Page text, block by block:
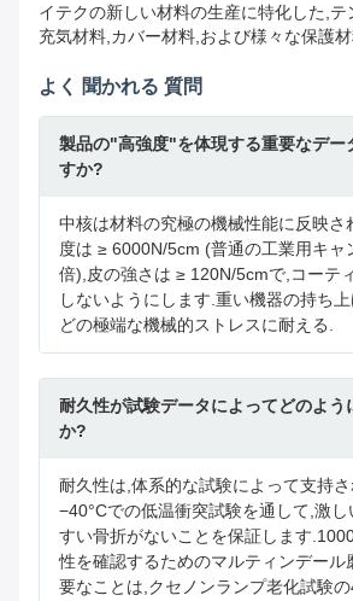
イテクの新しい材料の生産に特化した,テ
充気材料,カバー材料,および様々な保護
よく 聞かれる 質問
製品の"高強度"を体現する重要なデー
すか?
中核は材料の究極の機械性能に反映さ
度は ≥ 6000N/5cm (普通の工業用キャ
倍),皮の強さは ≥ 120N/5cmで,コーテ
しないようにします.重い機器の持ち
どの極端な機械的ストレスに耐える.
耐久性が試験データによってどのよう
か?
耐久性は,体系的な試験によって支持
−40°Cでの低温衝突試験を通して,激
すい骨折がないことを保証します
性を確認するためのマルティンデール
要なことは,クセノンランプ老化試験